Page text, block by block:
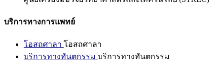
บริการทางการแพทย์
โอสถศาลา โอสถศาลา
บริการทางทันตกรรม บริการทางทันตกรรม